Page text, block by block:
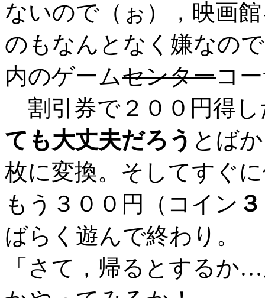
ないので（ぉ），映画
のもなんとなく嫌なの
内のゲームセンターコ
割引券で２００円得し
ても大丈夫だろう とば
枚に変換。そしてすぐ
もう３００円（コイン
ばらく遊んで終わり。
「さて，帰るとする